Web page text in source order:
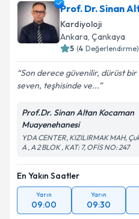
Prof. Dr. Sinan
Kardiyoloji
Ankara, Çankaya
5 (4 Değerlendirme)
Son derece güvenilir, dürüst
seven, teşhisinde ve...
Prof.Dr. Sinan Altan Kocaman
Muayenehanesi
YDA CENTER, KIZILIRMAK MAH,
A , A 2 BLOK , KAT: 7, OFİS NO: 247
En Yakın Saatler
Yarın
09:00
Yarın
09:30